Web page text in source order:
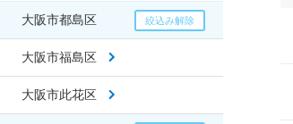
大阪市都島区
大阪市福島区
大阪市此花区